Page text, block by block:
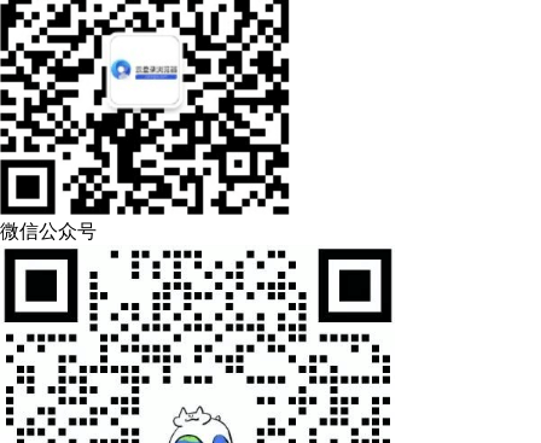
微信公众号